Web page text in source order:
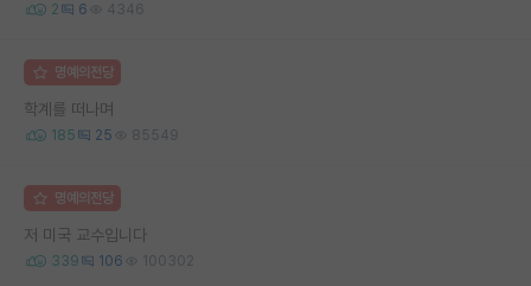
2 6 4346
명예의전당
학계를 떠나며
185 25 85549
명예의전당
저 미국 교수입니다
339 106 100302